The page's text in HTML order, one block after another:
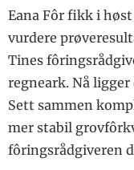
Eana Fôr fikk i
vurdere
Tines
regneark. Nå
Sett sammen
mer stabil
fôringsrådgiveren